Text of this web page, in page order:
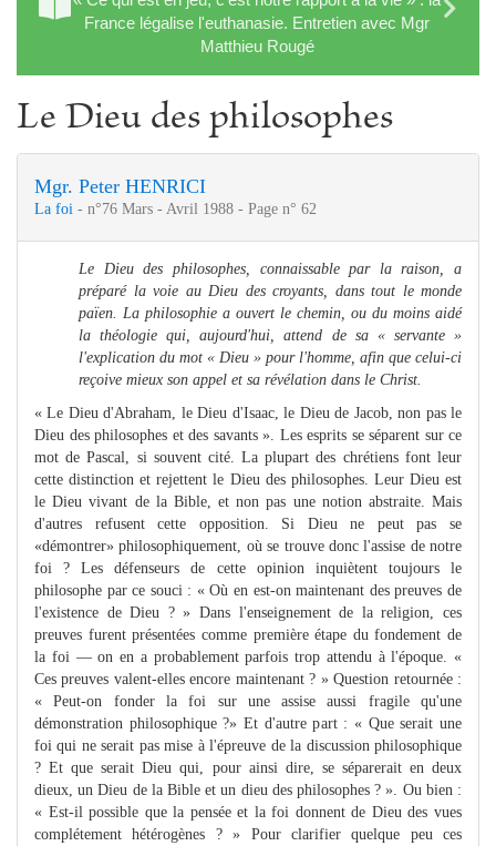
France légalise l'euthanasie. Entretien avec Mgr
Matthieu Rougé
Le Dieu des philosophes
Mgr. Peter HENRICI
La foi - n°76 Mars - Avril 1988 - Page n° 62
Le Dieu des philosophes, connaissable par la raison, a
préparé la voie au Dieu des croyants, dans tout le monde
païen. La philosophie a ouvert le chemin, ou du moins aidé
la théologie qui, aujourd'hui, attend de sa « servante »
l'explication du mot « Dieu » pour l'homme, afin que celui-ci
reçoive mieux son appel et sa révélation dans le Christ.
« Le Dieu d'Abraham, le Dieu d'Isaac, le Dieu de Jacob, non pas le
Dieu des philosophes et des savants ». Les esprits se séparent sur ce
mot de Pascal, si souvent cité. La plupart des chrétiens font leur
cette distinction et rejettent le Dieu des philosophes. Leur Dieu est
le Dieu vivant de la Bible, et non pas une notion abstraite. Mais
d'autres refusent cette opposition. Si Dieu ne peut pas se
«démontrer» philosophiquement, où se trouve donc l'assise de notre
foi ? Les défenseurs de cette opinion inquiètent toujours le
philosophe par ce souci : « Où en est-on maintenant des preuves de
l'existence de Dieu ? » Dans l'enseignement de la religion, ces
preuves furent présentées comme première étape du fondement de
la foi — on en a probablement parfois trop attendu à l'époque. «
Ces preuves valent-elles encore maintenant ? » Question retournée :
« Peut-on fonder la foi sur une assise aussi fragile qu'une
démonstration philosophique ?» Et d'autre part : « Que serait une
foi qui ne serait pas mise à l'épreuve de la discussion philosophique
? Et que serait Dieu qui, pour ainsi dire, se séparerait en deux
dieux, un Dieu de la Bible et un dieu des philosophes ? ». Ou bien :
« Est-il possible que la pensée et la foi donnent de Dieu des vues
complétement hétérogènes ? » Pour clarifier quelque peu ces